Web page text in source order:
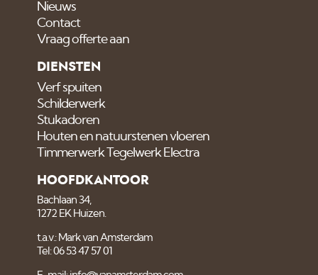
Nieuws
Contact
Vraag offerte aan
DIENSTEN
Verf spuiten
Schilderwerk
Stukadoren
Houten en natuurstenen vloeren
Timmerwerk Tegelwerk Electra
HOOFDKANTOOR
Bachlaan 34,
1272 EK Huizen.
t.a.v.: Mark van Amsterdam
Tel: 06 53 47 57 01